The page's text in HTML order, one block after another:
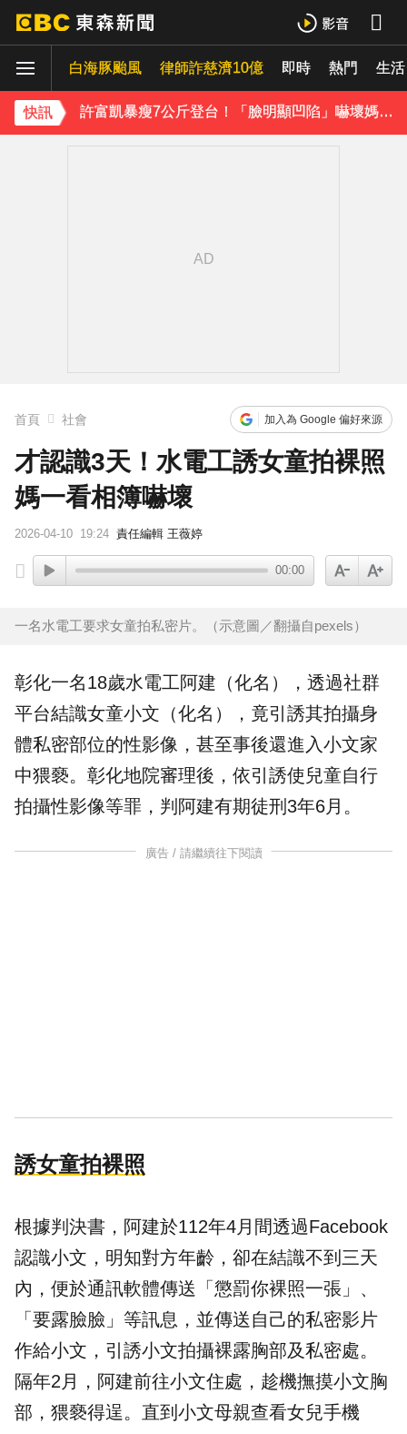
白海豚颱風 律師詐慈濟10億 即時 熱門 生活
快訊
許富凱暴瘦7公斤登台！「臉明顯凹陷」嚇壞媽媽 父親節憶亡父淚崩
下載東森App，隨時掌握天下大小事！
首頁 社會 加入為 Google 偏好來源
才認識3天！水電工誘女童拍裸照
媽一看相簿嚇壞
2026-04-10 19:24 責任編輯 王薇婷
00:00
一名水電工要求女童拍私密片。（示意圖／翻攝自pexels）
彰化一名18歲水電工阿建（化名），透過社群
平台結識女童小文（化名），竟引誘其拍攝身
體私密部位的性影像，甚至事後還進入小文家
中猥褻。彰化地院審理後，依引誘使兒童自行
拍攝性影像等罪，判阿建有期徒刑3年6月。
廣告 / 請繼續往下閱讀
誘女童拍裸照
根據判決書，阿建於112年4月間透過Facebook
認識小文，明知對方年齡，卻在結識不到三天
內，便於通訊軟體傳送「懲罰你裸照一張」、
「要露臉臉」等訊息，並傳送自己的私密影片
作給小文，引誘小文拍攝裸露胸部及私密處。
隔年2月，阿建前往小文住處，趁機撫摸小文胸
部，猥褻得逞。直到小文母親查看女兒手機